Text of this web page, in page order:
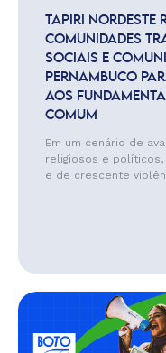
TAPIRI NORDESTE
COMUNIDADES
SOCIAIS E
PERNAMBUCO
AOS
COMUM
Em um cenário de
religiosos e políticos,
e de crescente